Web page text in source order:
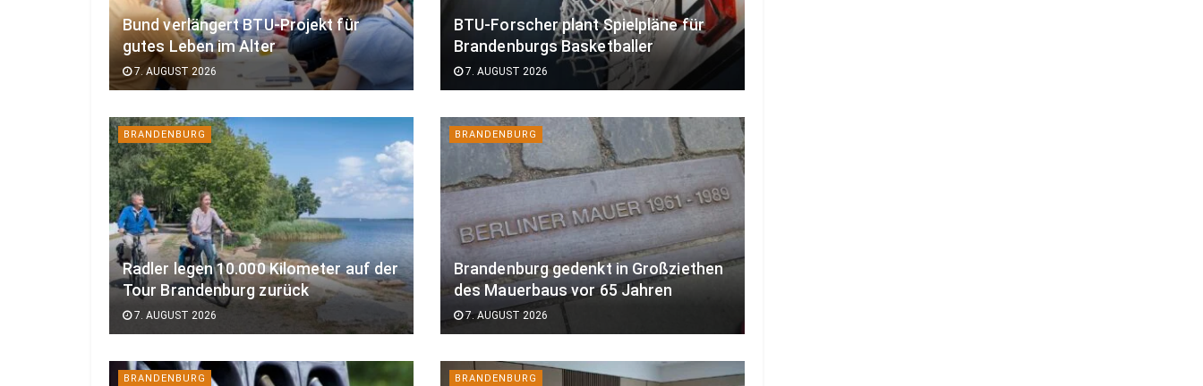
Bund verlängert BTU-Projekt für
gutes Leben im Alter
7. AUGUST 2026
BTU-Forscher plant Spielpläne für
Brandenburgs Basketballer
7. AUGUST 2026
BRANDENBURG
Radler legen 10.000 Kilometer auf der
Tour Brandenburg zurück
7. AUGUST 2026
BRANDENBURG
Brandenburg gedenkt in Großziethen
des Mauerbaus vor 65 Jahren
7. AUGUST 2026
BRANDENBURG BRANDENBURG